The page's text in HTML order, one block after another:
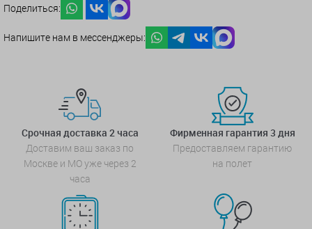
Поделиться:
Напишите нам в мессенджеры:
Срочная доставка 2 часа
Доставим ваш заказ по
Москве и МО уже через 2
часа
Фирменная гарантия 3 дня
Предоставляем гарантию
на полет